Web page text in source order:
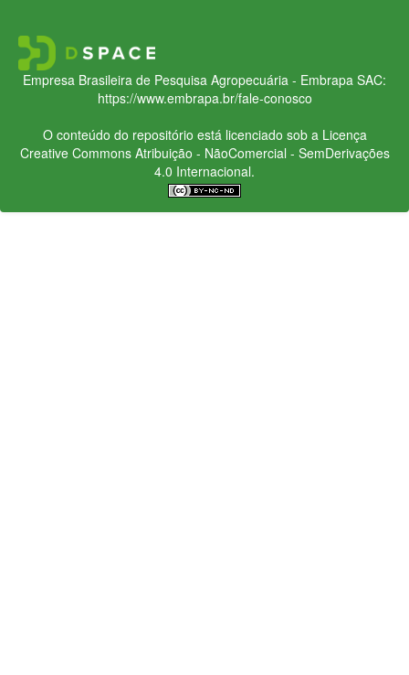
Empresa Brasileira de Pesquisa Agropecuária - Embrapa SAC:
https://www.embrapa.br/fale-conosco
O conteúdo do repositório está licenciado sob a Licença
Creative CommonsAtribuição - NãoComercial - SemDerivações
4.0 Internacional.